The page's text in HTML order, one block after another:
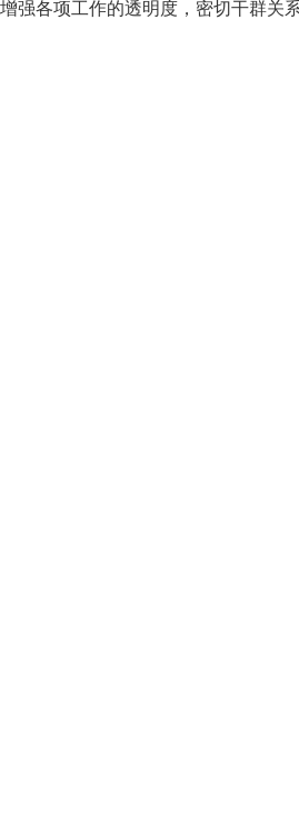
增强各项工作的透明度，密切干群关